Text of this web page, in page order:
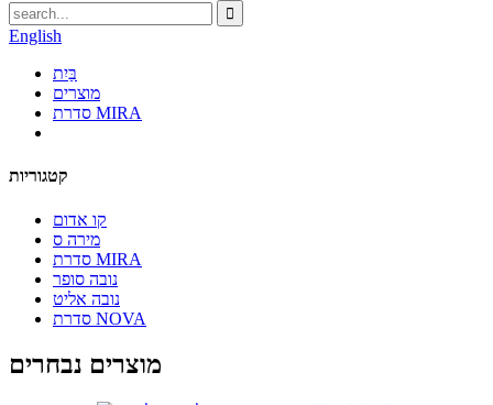
English
בַּיִת
מוצרים
סדרת MIRA
קטגוריות
קו אדום
מירה ס
סדרת MIRA
נובה סופר
נובה אליט
סדרת NOVA
מוצרים נבחרים